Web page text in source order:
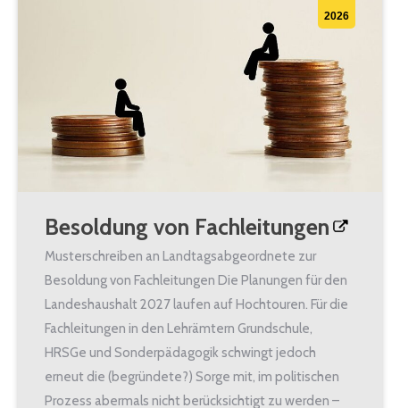
2026
Besoldung von Fachleitungen
Musterschreiben an Landtagsabgeordnete zur
Besoldung von Fachleitungen Die Planungen für den
Landeshaushalt 2027 laufen auf Hochtouren. Für die
Fachleitungen in den Lehrämtern Grundschule,
HRSGe und Sonderpädagogik schwingt jedoch
erneut die (begründete?) Sorge mit, im politischen
Prozess abermals nicht berücksichtigt zu werden –